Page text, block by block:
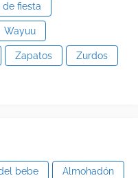
de fiesta
Wayuu
Zapatos Zurdos
bebe Almohadón